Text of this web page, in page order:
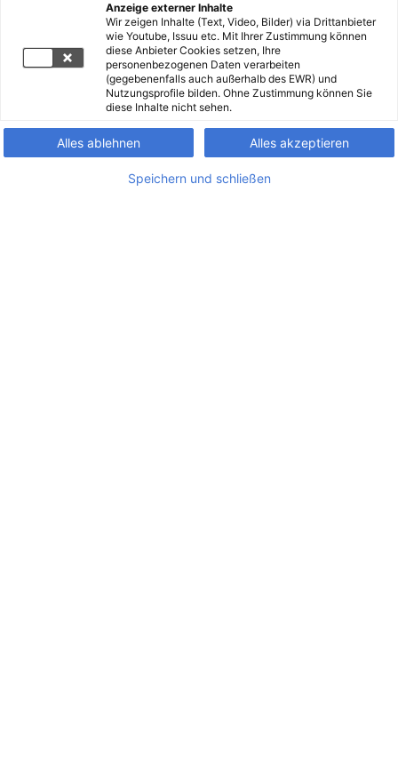
Anzeige externer Inhalte
Wir zeigen Inhalte (Text, Video, Bilder) via Drittanbieter
wie Youtube, Issuu etc. Mit Ihrer Zustimmung können
diese Anbieter Cookies setzen, Ihre
personenbezogenen Daten verarbeiten
(gegebenenfalls auch außerhalb des EWR) und
Nutzungsprofile bilden. Ohne Zustimmung können Sie
diese Inhalte nicht sehen.
Alles ablehnen Alles akzeptieren
Speichern und schließen